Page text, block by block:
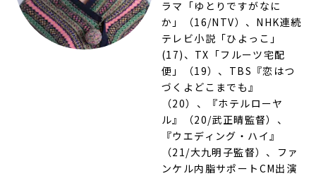
ラマ「ゆとりですがなに
か」（16/NTV）、NHK連続
テレビ小説「ひよっこ」
(17)、TX「フルーツ宅配
便」（19）、TBS『恋はつ
づくよどこまでも』
（20）、『ホテルローヤ
ル』（20/武正晴監督）、
『ウエディング・ハイ』
（21/大九明子監督）、ファ
ンケル内脂サポートCM出演